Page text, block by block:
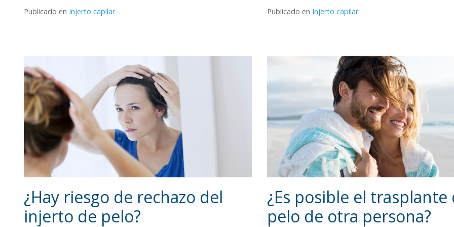
Publicado en Injerto capilar Publicado en Injerto capilar
¿Hay riesgo de rechazo del
injerto de pelo?
¿Es posible el trasplante
pelo de otra persona?